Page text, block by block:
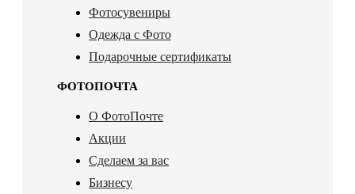
Фотосувениры
Одежда с Фото
Подарочные сертификаты
ФОТОПОЧТА
О ФотоПочте
Акции
Сделаем за вас
Бизнесу